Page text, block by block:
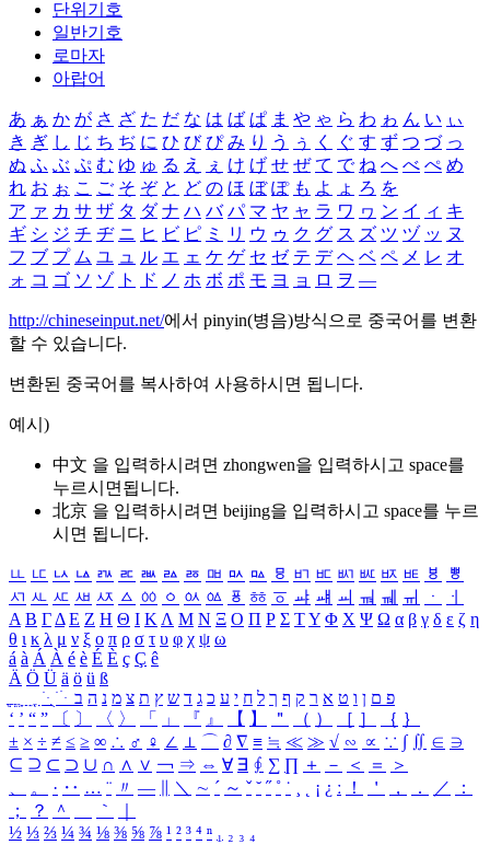
단위기호
일반기호
로마자
아랍어
あ ぁ か が さ ざ た だ な は ば ぱ ま や ゃ ら わ ゎ ん い ぃ
き ぎ し じ ち ぢ に ひ び ぴ み り う ぅ く ぐ す ず つ づ っ
ぬ ふ ぶ ぷ む ゆ ゅ る え ぇ け げ せ ぜ て で ね へ べ ぺ め
れ お ぉ こ ご そ ぞ と ど の ほ ぼ ぽ も よ ょ ろ を
ア ァ カ サ ザ タ ダ ナ ハ バ パ マ ヤ ャ ラ ワ ヮ ン イ ィ キ
ギ シ ジ チ ヂ ニ ヒ ビ ピ ミ リ ウ ゥ ク グ ス ズ ツ ヅ ッ ヌ
フ ブ プ ム ユ ュ ル エ ェ ケ ゲ セ ゼ テ デ ヘ ベ ペ メ レ オ
ォ コ ゴ ソ ゾ ト ド ノ ホ ボ ポ モ ヨ ョ ロ ヲ ―
http://chineseinput.net/에서 pinyin(병음)방식으로 중국어를 변환
할 수 있습니다.
변환된 중국어를 복사하여 사용하시면 됩니다.
예시)
中文 을 입력하시려면 zhongwen을 입력하시고 space를
누르시면됩니다.
北京 을 입력하시려면 beijing을 입력하시고 space를 누르
시면 됩니다.
ㅥ ㅦ ㅧ ㅨ ㅩ ㅪ ㅫ ㅬ ㅭ ㅮ ㅯ ㅰ ㅱ ㅲ ㅳ ㅴ ㅵ ㅶ ㅷ ㅸ
ㅹ
ㅺ ㅻ ㅼ ㅽ ㅾ ㅿ ㆀ ㆁ ㆂ ㆃ ㆄ ㆅ ㆆ ㆇ ㆈ ㆉ ㆊ ㆋ ㆌ ㆍ
ㆎ
Α Β ΓΔ Ε Ζ Η Θ Ι ΚΛ Μ Ν Ξ Ο Π Ρ Σ ΤΥ Φ Χ Ψ Ω α β γ δ ε ζ η
θ ι κ λ μ ν ξ ο π ρ σ τ υ φ χ ψ ω
á à Á À é è É È ç Ç ê
Ä Ö Ü ä ö ü ß
ִֶֹ ֻּ ׁׂ פ ם ן ו ט א ר ק ף ך ל ח י ע כ ג ד ש ץ ת צ מ נ ה ב
‘ ’ “ ” 〔 〕 〈 〉 「 」 『 』 【 】 ＂ （ ） ［ ］ ｛ ｝
± × ÷ ≠ ≤ ≥ ∞ ∴ ♂ ♀ ∠ ⊥ ⌒ ∂ ∇ ≡ ≒ ≪ ≫ √ ∽ ∝ ∵ ∫ ∬ ∈ ∋
⊆ ⊇ ⊂ ⊃ ∪ ∩ ∧ ∨ ￢ ⇒ ⇔ ∀ ∃ ∮ ∑ ∏ ＋ － ＜ ＝
＞
、
。 · ‥ … ¨ 〃 ― ＼ ∼ ´ ～ ˇ ˘ ˝ ˚ ˙ ¸ ¡ ¿ ː ！ ＇ ， ． ／
：
；
？ ＾ ｀
½ ⅓ ⅔ ¼ ¾ ⅛ ⅜ ⅝ ⅞ ¹ ² ³ ⁴ ⁿ ₁ ₂ ₃ ₄